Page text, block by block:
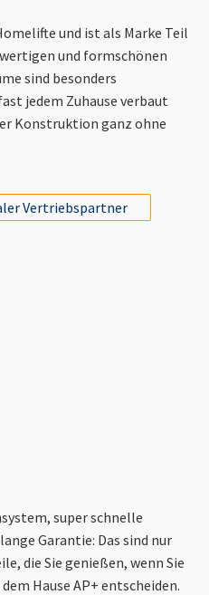
und ist als Marke Teil
und formschönen
sind besonders
jedem Zuhause verbaut
Konstruktion ganz ohne
Vertriebspartner
super schnelle
Garantie: Das sind nur
die Sie genießen, wenn Sie
Hause AP+ entscheiden.